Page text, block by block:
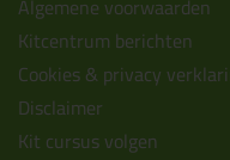
Algemene voorwaarden
Kitcentrum berichten
Cookies & privacy
Disclaimer
Kit cursus volgen